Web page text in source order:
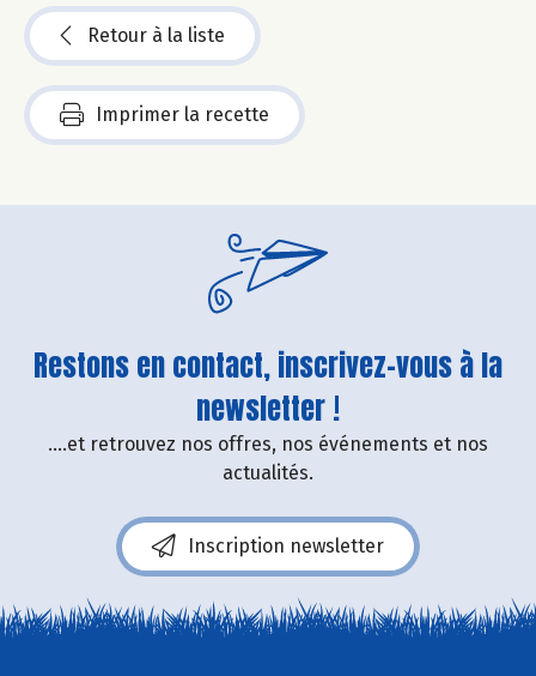
Retour à la liste
Imprimer la recette
Restons en contact, inscrivez-vous à la
newsletter !
....et retrouvez nos offres, nos événements et nos
actualités.
Inscription newsletter